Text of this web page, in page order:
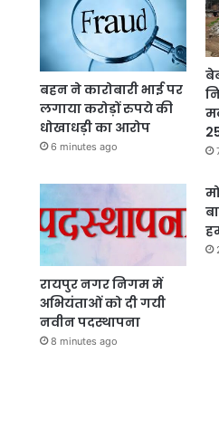
बहन ने कारोबारी भाई पर
लगाया करोड़ों रुपये की
धोखाधड़ी का आरोप
6 minutes ago
रायपुर नगर निगम में
अभियंताओं को दी गयी
नवीन पदस्थापना
8 minutes ago